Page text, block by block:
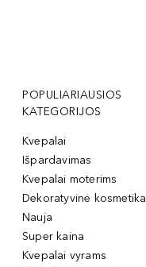
POPULIARIAUSIOS
KATEGORIJOS
Kvepalai
Išpardavimas
Kvepalai moterims
Dekoratyvinė kosmetika
Nauja
Super kaina
Kvepalai vyrams